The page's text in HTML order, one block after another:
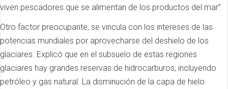
viven pescadores que se alimentan de los productos del mar”.
Otro factor preocupante, se vincula con los intereses de las
potencias mundiales por aprovecharse del deshielo de los
glaciares. Explicó que en el subsuelo de estas regiones
glaciares hay grandes reservas de hidrocarburos, incluyendo
petróleo y gas natural. La disminución de la capa de hielo